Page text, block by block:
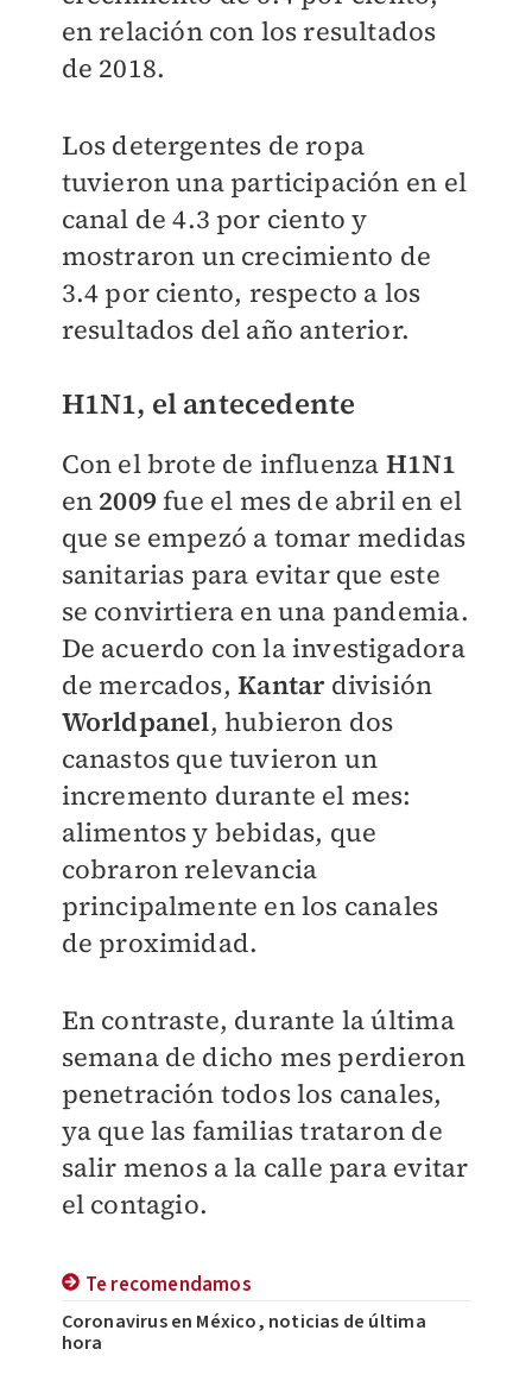
en relación con los resultados
de 2018.
Los detergentes de ropa
tuvieron una participación en el
canal de 4.3 por ciento y
mostraron un crecimiento de
3.4 por ciento, respecto a los
resultados del año anterior.
H1N1, el antecedente
Con el brote de influenza H1N1
en 2009fue el mes de abril en el
que se empezó a tomar medidas
sanitarias para evitar que este
se convirtiera en una pandemia.
De acuerdo con la investigadora
de mercados,Kantar división
Worldpanel, hubieron dos
canastos que tuvieron un
incremento durante el mes:
alimentos y bebidas, que
cobraron relevancia
principalmente en los canales
de proximidad.
En contraste, durante la última
semana de dicho mes perdieron
penetración todos los canales,
ya que las familias trataron de
salir menos a la calle para evitar
el contagio.
Te recomendamos
Coronavirus en México, noticias de última
hora